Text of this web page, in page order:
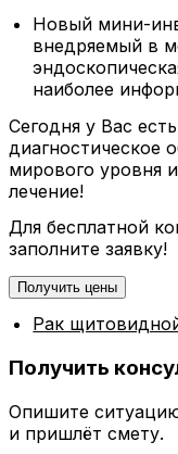
Новый мини-
внедряемый в
наиболее
Сегодня у Вас
диагностическое
мирового уровня
лечение!
Для бесплатной
заполните заявку!
Получить цены
Рак
Получить
Опишите
и пришлёт смету.